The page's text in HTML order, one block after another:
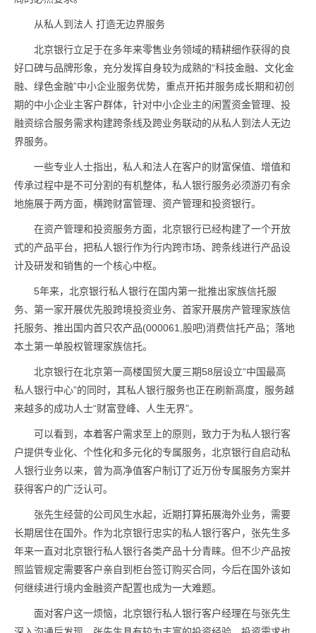
从私人到法人 打造无边界服务
北京银行立足于在多年来零售业务领域的精耕细作获得的良
好口碑与品牌形象，充分发挥自身较为成熟的“科技金融、文化金
融、绿色金融”中小企业服务优势，重点开拓并服务成长期和初创
期的中小企业主客户群体，针对中小企业主的闲置资金管理、投
融资综合服务需求构建跨条线及跨业务联动的从私人到法人无边
界服务。
一些专业人士指出，私人和法人在客户的财富保值、增值和
传承过程中是不可分割的有机整体，私人银行服务必须游刃有余
地施展于两方面，横跨财富管理、资产管理和投资银行。
在资产管理和投资服务方面，北京银行已经构建了一个开放
式的产品平台，把私人银行作为行内跨市场、跨条线进行产品设
计及研发和销售的一个核心中枢。
5年来，北京银行私人银行在国内第一批推出家族信托服
务、第一家开展优先股跨境投资业务、首家开展房产管理家族信
托服务、推出国内首只农产品(000061,股吧)消费信托产品；落地
本土第一单股权管理家族信托。
北京银行在北京第一高楼国贸大厦三期58层设立“中国最高
私人银行中心”的同时，其私人银行服务也正在刷新高度，服务越
来越多的成功人士“财富登峰、人生无界”。
可以看到，本着客户需求至上的原则，致力于为私人银行客
户提供专业化、个性化和多元化的专属服务，北京银行自启动私
人银行业务以来，曾为高净值客户制订了近万份专属服务方案并
获得客户的广泛认可。
张先生经营的公司风生水起，近期打算拓展海外业务，需要
长期居住在国外。作为北京银行忠实的私人银行客户，张先生多
年来一直对北京银行私人银行各类产品十分青睐。但不少产品按
照监管规定需要客户亲自到柜台签订购买合同，今后在国外该如
何继续进行境内金融资产配置也成为一大难题。
面对客户这一烦恼，北京银行私人银行客户经理在与张先生